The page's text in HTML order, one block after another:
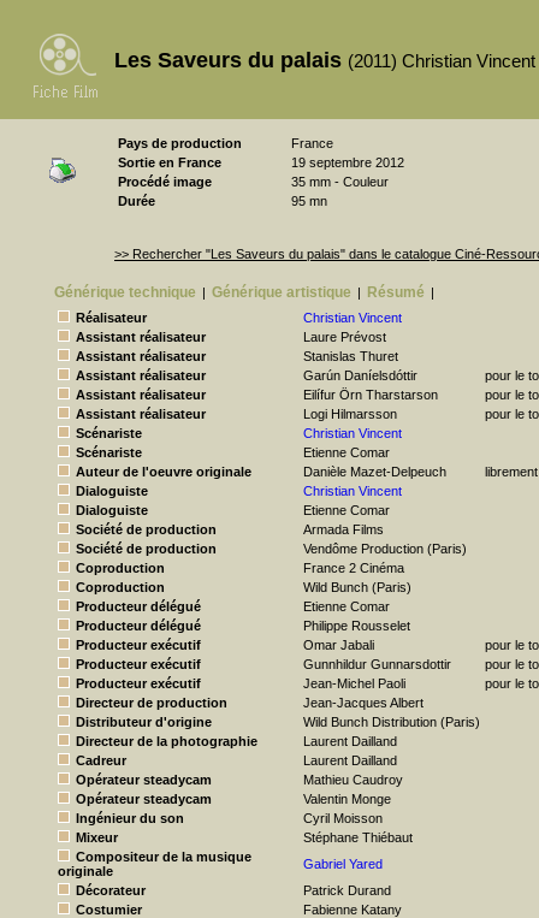
Les Saveurs du palais (2011) Christian Vincent
Pays de production
France
Sortie en France
19 septembre 2012
Procédé image
35 mm - Couleur
Durée
95 mn
>> Rechercher "Les Saveurs du palais" dans le catalogue Ciné-
Générique technique | Générique artistique | Résumé |
Réalisateur
Christian Vincent
Assistant réalisateur
Laure Prévost
Assistant réalisateur
Stanislas Thuret
Assistant réalisateur
Garún Daníelsdóttir
pour le
Assistant réalisateur
Eilífur Örn Tharstarson
pour le
Assistant réalisateur
Logi Hilmarsson
pour le
Scénariste
Christian Vincent
Scénariste
Etienne Comar
Auteur de l'oeuvre originale
Danièle Mazet-Delpeuch
Dialoguiste
Christian Vincent
Dialoguiste
Etienne Comar
Société de production
Armada Films
Société de production
Vendôme Production (Paris)
Coproduction
France 2 Cinéma
Coproduction
Wild Bunch (Paris)
Producteur délégué
Etienne Comar
Producteur délégué
Philippe Rousselet
Producteur exécutif
Omar Jabali
pour le
Producteur exécutif
Gunnhildur Gunnarsdottir
pour le
Producteur exécutif
Jean-Michel Paoli
pour le
Directeur de production
Jean-Jacques Albert
Distributeur d'origine
Wild Bunch Distribution (Paris)
Directeur de la photographie
Laurent Dailland
Cadreur
Laurent Dailland
Opérateur steadycam
Mathieu Caudroy
Opérateur steadycam
Valentin Monge
Ingénieur du son
Cyril Moisson
Mixeur
Stéphane Thiébaut
Compositeur de la musique
originale
Gabriel Yared
Décorateur
Patrick Durand
Costumier
Fabienne Katany